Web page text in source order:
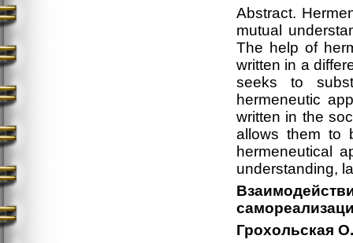
Abstract.
mutual
The help of
written in a
seeks to
hermeneutic
written in the
allows them to
hermeneutical
understanding,
Грохольская